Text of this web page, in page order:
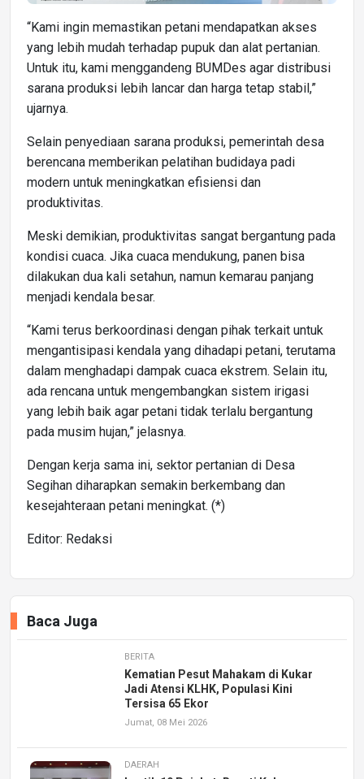
“Kami ingin memastikan petani mendapatkan akses
yang lebih mudah terhadap pupuk dan alat pertanian.
Untuk itu, kami menggandeng BUMDes agar distribusi
sarana produksi lebih lancar dan harga tetap stabil,”
ujarnya.
Selain penyediaan sarana produksi, pemerintah desa
berencana memberikan pelatihan budidaya padi
modern untuk meningkatkan efisiensi dan
produktivitas.
Meski demikian, produktivitas sangat bergantung pada
kondisi cuaca. Jika cuaca mendukung, panen bisa
dilakukan dua kali setahun, namun kemarau panjang
menjadi kendala besar.
“Kami terus berkoordinasi dengan pihak terkait untuk
mengantisipasi kendala yang dihadapi petani, terutama
dalam menghadapi dampak cuaca ekstrem. Selain itu,
ada rencana untuk mengembangkan sistem irigasi
yang lebih baik agar petani tidak terlalu bergantung
pada musim hujan,” jelasnya.
Dengan kerja sama ini, sektor pertanian di Desa
Segihan diharapkan semakin berkembang dan
kesejahteraan petani meningkat. (*)
Editor: Redaksi
Baca Juga
BERITA
Kematian Pesut Mahakam di Kukar
Jadi Atensi KLHK, Populasi Kini
Tersisa 65 Ekor
Jumat, 08 Mei 2026
DAERAH